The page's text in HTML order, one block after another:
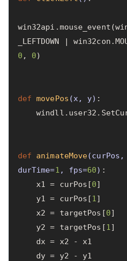
win32api .mouse_event (
_LEFTDOWN
| win32con .
0 , 0)
def movePos (x, y) :
windll . user32 .
def animateMove(curPos ,
durTime=1 , fps=60) :
x1 = curPos [0]
y1 = curPos [1]
x2 = targetPos [0]
y2 = targetPos [1]
dx = x2 -
x1
dy = y2 -
y1